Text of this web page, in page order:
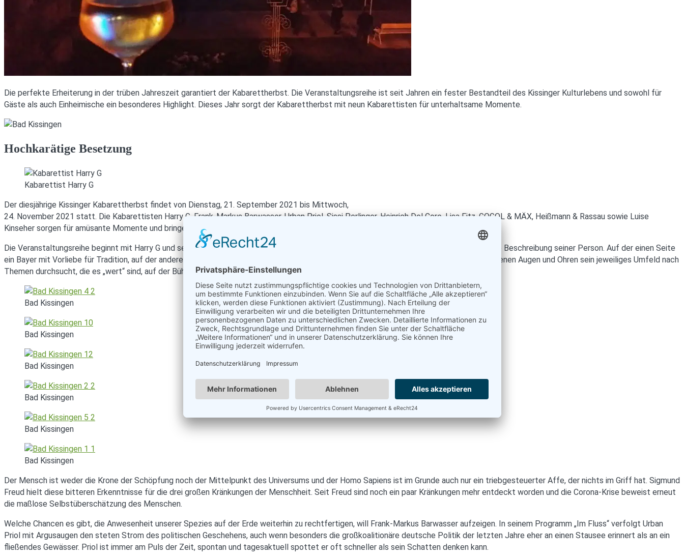
Die perfekte Erheiterung in der trüben Jahreszeit garantiert der Kabarettherbst. Die Veranstaltungsreihe ist seit Jahren ein fester Bestandteil des Kissinger Kulturlebens und sowohl für
Gäste als auch Einheimische ein besonderes Highlight. Dieses Jahr sorgt der Kabarettherbst mit neun Kabarettisten für unterhaltsame Momente.
Hochkarätige Besetzung
Kabarettist Harry G
Der diesjährige Kissinger Kabarettherbst findet von Dienstag, 21. September 2021 bis Mittwoch,
24. November 2021 statt. Die Kabarettisten Harry G, Frank-Markus Barwasser, Urban Priol, Sissi Perlinger, Heinrich Del Core, Lisa Fitz, GOGOL & MÄX, Heißmann & Rassau sowie Luise
Kinseher sorgen für amüsante Momente und bringen Zuschauer mit feinstem Humor zum Lachen.
Die Veranstaltungsreihe beginnt mit Harry G und seinem Programm „HOAMBOY“. HOAMBOY ist mehr als nur ein Wortspiel, es ist eine exakte Beschreibung seiner Person. Auf der einen Seite
ein Bayer mit Vorliebe für Tradition, auf der anderen Seite ein weltoffener und neugieriger Kosmopolit, der mit großer Leidenschaft und offenen Augen und Ohren sein jeweiliges Umfeld nach
Themen durchsucht, die es „wert“ sind, auf der Bühne besprochen zu werden.
Bad Kissingen
Bad Kissingen
Bad Kissingen
Bad Kissingen
Bad Kissingen
Bad Kissingen
Der Mensch ist weder die Krone der Schöpfung noch der Mittelpunkt des Universums und der Homo Sapiens ist im Grunde auch nur ein triebgesteuerter Affe, der nichts im Griff hat. Sigmund
Freud hielt diese bitteren Erkenntnisse für die drei großen Kränkungen der Menschheit. Seit Freud sind noch ein paar Kränkungen mehr entdeckt worden und die Corona-Krise beweist erneut
die maßlose Selbstüberschätzung des Menschen.
Welche Chancen es gibt, die Anwesenheit unserer Spezies auf der Erde weiterhin zu rechtfertigen, will Frank-Markus Barwasser aufzeigen. In seinem Programm „Im Fluss“ verfolgt Urban
Priol mit Argusaugen den steten Strom des politischen Geschehens, auch wenn besonders die großkoalitionäre deutsche Politik der letzten Jahre eher an einen Stausee erinnert als an ein
fließendes Gewässer. Priol ist immer am Puls der Zeit, spontan und tagesaktuell spottet er oft schneller als sein Schatten denken kann.